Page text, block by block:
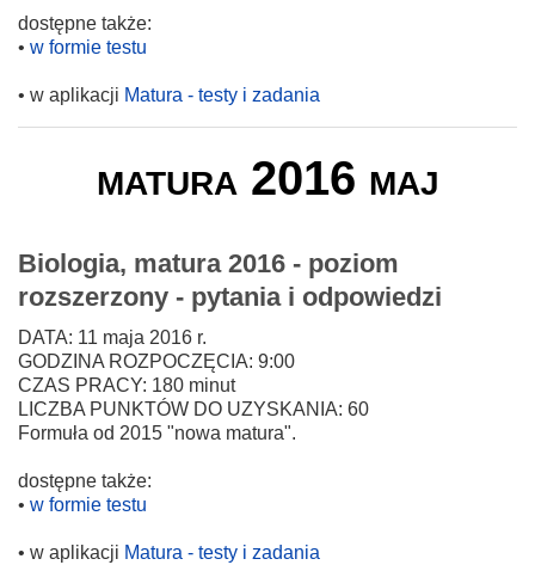
dostępne także:
• w formie testu
• w aplikacji Matura - testy i zadania
matura 2016 maj
Biologia, matura 2016 - poziom
rozszerzony - pytania i odpowiedzi
DATA: 11 maja 2016 r.
GODZINA ROZPOCZĘCIA: 9:00
CZAS PRACY: 180 minut
LICZBA PUNKTÓW DO UZYSKANIA: 60
Formuła od 2015 "nowa matura".
dostępne także:
• w formie testu
• w aplikacji Matura - testy i zadania